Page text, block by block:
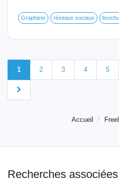
Graphiste réseaux sociaux
1 2 3 4 5
Accueil
Recherches associées